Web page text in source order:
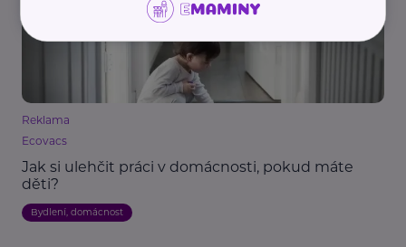
Reklama
Ecovacs
Jak si ulehčit práci v domácnosti, pokud máte
děti?
Bydlení, domácnost